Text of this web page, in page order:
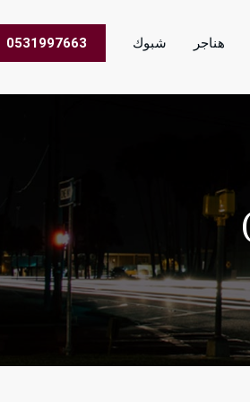
في جميع مناطق المملكة
هناجر شبوك 0531997663